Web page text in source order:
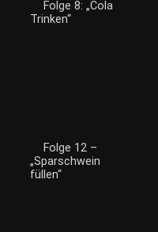
Folge 8: „Cola
Trinken“
Folge 12 –
„Sparschwein
füllen“